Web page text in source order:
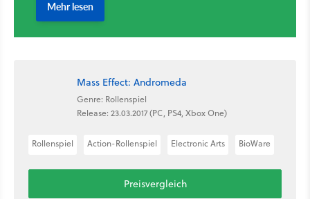
Mass Effect: Andromeda
Genre: Rollenspiel
Release: 23.03.2017 (PC, PS4, Xbox One)
Rollenspiel Action-Rollenspiel Electronic Arts BioWare
Preisvergleich